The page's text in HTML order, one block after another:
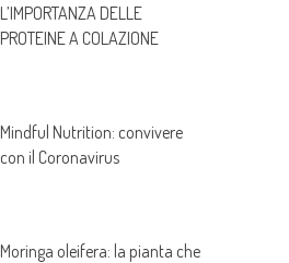
L’IMPORTANZA DELLE
PROTEINE A COLAZIONE
Mindful Nutrition: convivere
con il Coronavirus
Moringa oleifera: la pianta che